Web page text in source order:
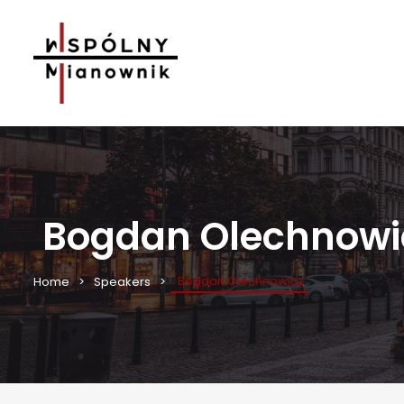
Bogdan
Home Speakers Bogdan Olechnowicz